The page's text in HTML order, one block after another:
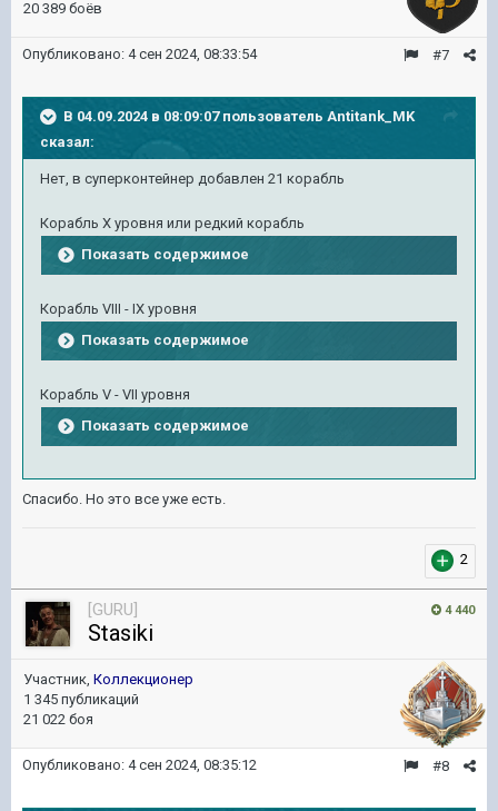
20 389 боёв
#7
Опубликовано: 4 сен 2024, 08:33:54
В 04.09.2024 в 08:09:07 пользователь Antitank_MK
сказал:
Нет, в суперконтейнер добавлен 21 корабль
Корабль X уровня или редкий корабль
Показать содержимое
Корабль VIII - IX уровня
Показать содержимое
Корабль V - VII уровня
Показать содержимое
Спасибо. Но это все уже есть.
2
4 440
[GURU]
Stasiki
Участник, Коллекционер
1 345 публикаций
21 022 боя
#8
Опубликовано: 4 сен 2024, 08:35:12